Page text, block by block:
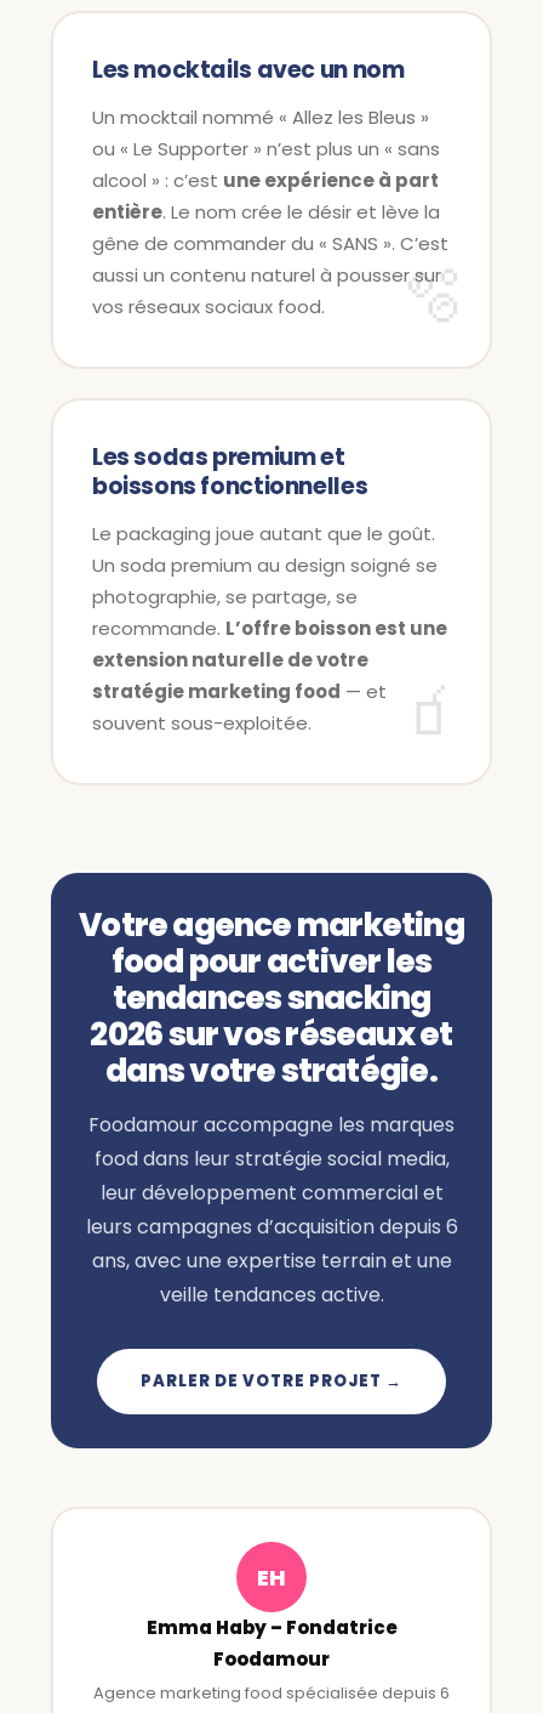
Les mocktails avec un nom
Un mocktail nommé « Allez les Bleus »
ou « Le Supporter » n’est plus un « sans
alcool » : c’est une expérience à part
entière. Le nom crée le désir et lève la
gêne de commander du « SANS ». C’est
aussi un contenu naturel à pousser sur
vos réseaux sociaux food.
Les sodas premium et
boissons fonctionnelles
Le packaging joue autant que le goût.
Un soda premium au design soigné se
photographie, se partage, se
recommande. L’offre boisson est une
extension naturelle de votre
stratégie marketing food — et
souvent sous-exploitée.
Votre agence marketing
food pour activer les
tendances snacking
2026 sur vos réseaux et
dans votre stratégie.
Foodamour accompagne les marques
food dans leur stratégie social media,
leur développement commercial et
leurs campagnes d’acquisition depuis 6
ans, avec une expertise terrain et une
veille tendances active.
PARLER DE VOTRE PROJET →
EH
Emma Haby – Fondatrice
Foodamour
Agence marketing food spécialisée depuis 6